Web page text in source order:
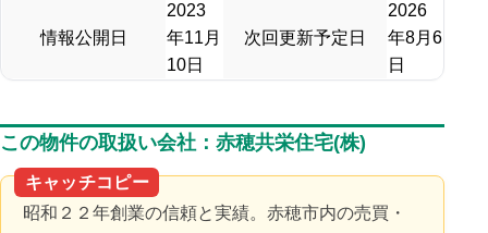
情報公開日
2023
年11月
10日
次回更新予定日
2026
年8月6
日
この物件の取扱い会社：赤穂共栄住宅(株)
キャッチコピー
昭和２２年創業の信頼と実績。赤穂市内の売買・